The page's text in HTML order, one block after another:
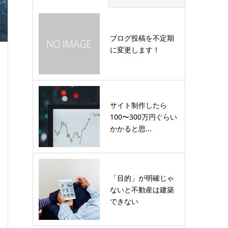
ブログ投稿を不定期
に変更します！
サイト制作したら
100〜300万円ぐらい
かかると思...
「目的」が明確じゃ
ないと不動産は建築
できない